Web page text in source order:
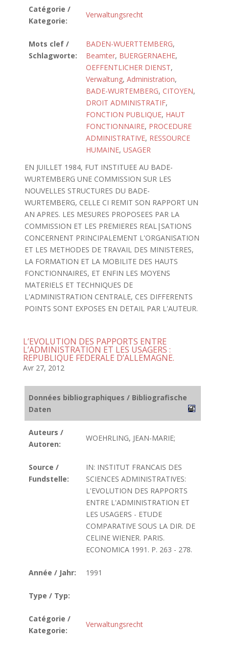
Catégorie /
Kategorie:
Verwaltungsrecht
Mots clef /
Schlagworte:
BADEN-WUERTTEMBERG,
Beamter, BUERGERNAEHE,
OEFFENTLICHER DIENST,
Verwaltung, Administration,
BADE-WURTEMBERG, CITOYEN,
DROIT ADMINISTRATIF,
FONCTION PUBLIQUE, HAUT
FONCTIONNAIRE, PROCEDURE
ADMINISTRATIVE, RESSOURCE
HUMAINE, USAGER
EN JUILLET 1984, FUT INSTITUEE AU BADE-
WURTEMBERG UNE COMMISSION SUR LES
NOUVELLES STRUCTURES DU BADE-
WURTEMBERG, CELLE CI REMIT SON RAPPORT UN
AN APRES. LES MESURES PROPOSEES PAR LA
COMMISSION ET LES PREMIERES REAL|SATIONS
CONCERNENT PRINCIPALEMENT L'ORGANISATION
ET LES METHODES DE TRAVAIL DES MINISTERES,
LA FORMATION ET LA MOBILITE DES HAUTS
FONCTIONNAIRES, ET ENFIN LES MOYENS
MATERIELS ET TECHNIQUES DE
L'ADMINISTRATION CENTRALE, CES DIFFERENTS
POINTS SONT EXPOSES EN DETAIL PAR L'AUTEUR.
L’EVOLUTION DES PAPPORTS ENTRE
L’ADMINISTRATION ET LES USAGERS :
REPUBLIQUE FEDERALE D’ALLEMAGNE.
Avr 27, 2012
Données bibliographiques / Bibliografische
Daten
Auteurs /
Autoren:
WOEHRLING, JEAN-MARIE;
Source /
Fundstelle:
IN: INSTITUT FRANCAIS DES
SCIENCES ADMINISTRATIVES:
L'EVOLUTION DES RAPPORTS
ENTRE L'ADMINISTRATION ET
LES USAGERS - ETUDE
COMPARATIVE SOUS LA DIR. DE
CELINE WIENER. PARIS.
ECONOMICA 1991. P. 263 - 278.
Année / Jahr: 1991
Type / Typ:
Catégorie /
Kategorie:
Verwaltungsrecht